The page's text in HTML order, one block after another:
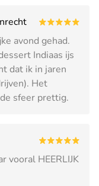
avond gehad.
Indiaas ijs
dat ik in jaren
Het
sfeer prettig.
vooral HEERLIJK